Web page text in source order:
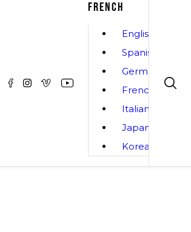
FRENCH
English
Spanish
German
French
Italian
Japanese
Korean